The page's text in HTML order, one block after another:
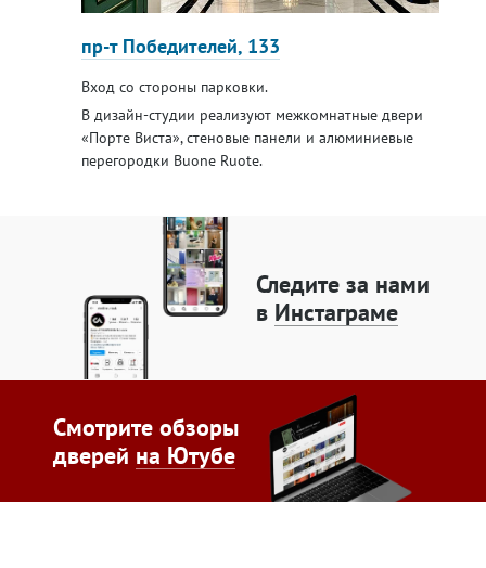
пр-т Победителей, 133
Вход со стороны парковки.
В дизайн-студии реализуют межкомнатные двери
«Порте Виста», стеновые панели и алюминиевые
перегородки Buone Ruote.
Следите за нами
в Инстаграме
Смотрите обзоры
дверей на Ютубе